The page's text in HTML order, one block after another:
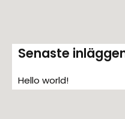
t
r
Senaste
Hello world!